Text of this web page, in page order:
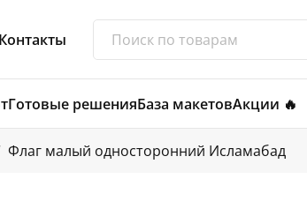
Контакты
Готовые решенияБаза макетовАкции 🔥
Флаг малый односторонний Исламабад